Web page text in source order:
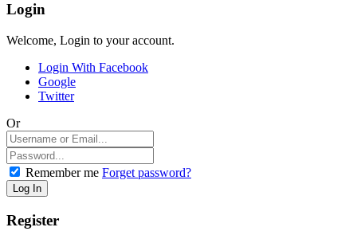
Login
Welcome, Login to your account.
Login With Facebook
Google
Twitter
Or
Remember me Forget password?
Register